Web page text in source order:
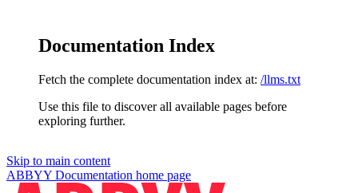
Documentation Index
Fetch the complete documentation index at: /llms.txt
Use this file to discover all available pages before
exploring further.
Skip to main content
ABBYY Documentation home page